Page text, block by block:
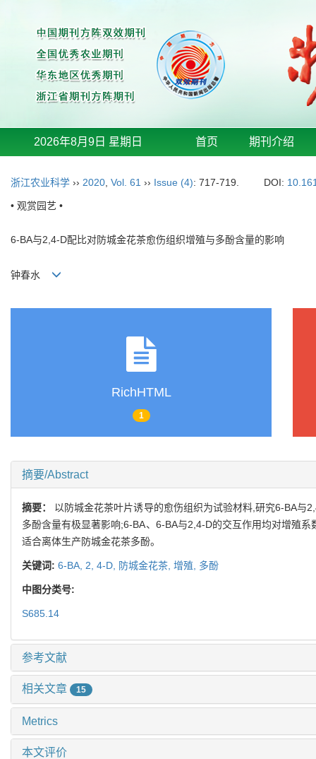
2026年8月9日 星期日 首页 期刊介绍
浙江农业科学 ›› 2020 Vol. 61 ›› Issue (4): 717-719. DOI:
• 观赏园艺 •
6-BA与2,4-D配比对防城金花茶愈伤组织增殖与多酚含量的影响
钟春水
RichHTML
1
摘要/Abstract
摘要： 以防城金花茶叶片诱导的愈伤组织为试验材料,研究6-BA与
多酚含量有极显著影响;6-BA、6-BA与2,4-D的交互作用均对增殖
适合离体生产防城金花茶多酚。
关键词: 6-BA, 2, 4-D, 防城金花茶, 增殖, 多酚
中图分类号:
S685.14
参考文献
相关文章 15
Metrics
本文评价